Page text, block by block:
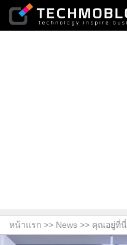
หน้าแรก >> News >> คุณอยู่ที่นี่